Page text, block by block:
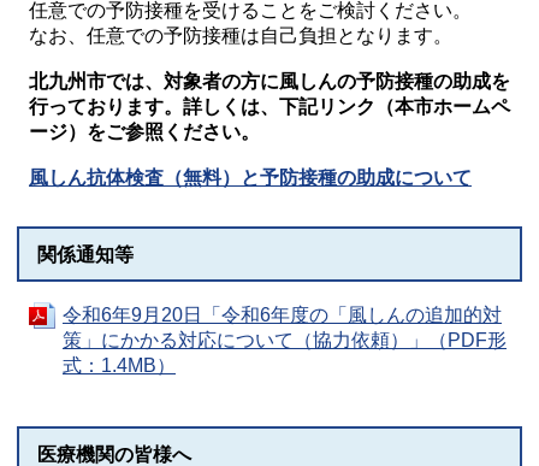
任意での予防接種を受けることをご検討ください。
なお、任意での予防接種は自己負担となります。
北九州市では、対象者の方に風しんの予防接種の助成を
行っております。詳しくは、下記リンク（本市ホームペ
ージ）をご参照ください。
風しん抗体検査（無料）と予防接種の助成について
関係通知等
令和6年9月20日「令和6年度の「風しんの追加的対
策」にかかる対応について（協力依頼）」（PDF形
式：1.4MB）
医療機関の皆様へ